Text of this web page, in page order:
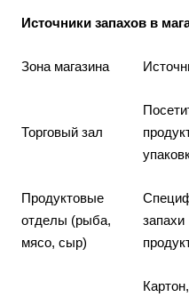
Источники запахов в
Зона магазина
Торговый зал
Продуктовые
отделы (рыба,
мясо, сыр)
запахи